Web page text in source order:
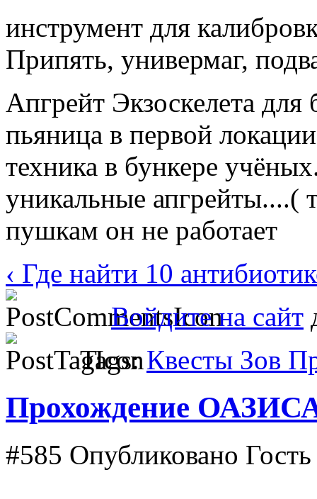
инструмент для
Припять, универмаг,
Апгрейт Экзоскелета для
пьяница в первой
техника в бункере
уникальные
пушкам он не работает
‹ Где найти 10
Войдите на сайт
Tags:Квесты Зов
Прохождение
#585 Опубликовано